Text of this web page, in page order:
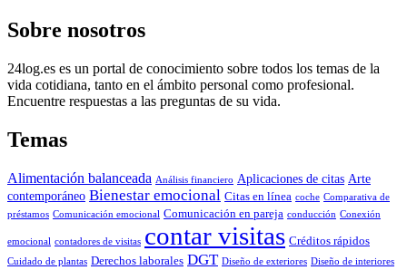
Sobre nosotros
24log.es es un portal de conocimiento sobre todos los temas de la
vida cotidiana, tanto en el ámbito personal como profesional.
Encuentre respuestas a las preguntas de su vida.
Temas
Alimentación balanceada Análisis financiero Aplicaciones de citas Arte
contemporáneo Bienestar emocional Citas en línea coche Comparativa de
préstamos Comunicación emocional Comunicación en pareja conducción Conexión
emocional contadores de visitas contar visitas Créditos rápidos
Cuidado de plantas Derechos laborales DGT Diseño de exteriores Diseño de interiores